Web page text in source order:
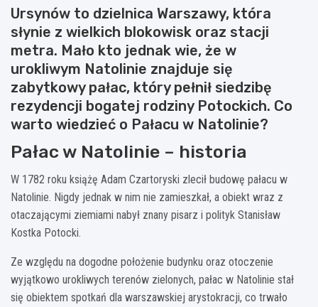
Ursynów to dzielnica Warszawy, która
słynie z wielkich blokowisk oraz stacji
metra. Mało kto jednak wie, że w
urokliwym Natolinie znajduje się
zabytkowy pałac, który pełnił siedzibę
rezydencji bogatej rodziny Potockich. Co
warto wiedzieć o Pałacu w Natolinie?
Pałac w Natolinie – historia
W 1782 roku książę Adam Czartoryski zlecił budowę pałacu w
Natolinie. Nigdy jednak w nim nie zamieszkał, a obiekt wraz z
otaczającymi ziemiami nabył znany pisarz i polityk Stanisław
Kostka Potocki.
Ze względu na dogodne położenie budynku oraz otoczenie
wyjątkowo urokliwych terenów zielonych, pałac w Natolinie stał
się obiektem spotkań dla warszawskiej arystokracji, co trwało